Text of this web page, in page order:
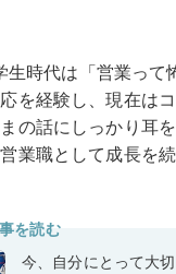
時代は「営業って
を経験し、現在は
の話にしっかり耳
業職として成長を
を読む
今、自分にとって大